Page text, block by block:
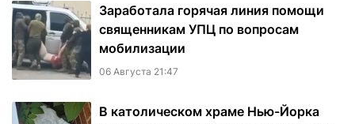
Заработала горячая линия помощи
священникам УПЦ по вопросам
мобилизации
06 Августа 21:47
В католическом храме Нью-Йорка